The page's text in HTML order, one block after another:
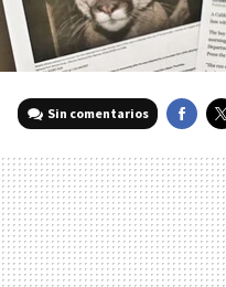
Sin comentarios